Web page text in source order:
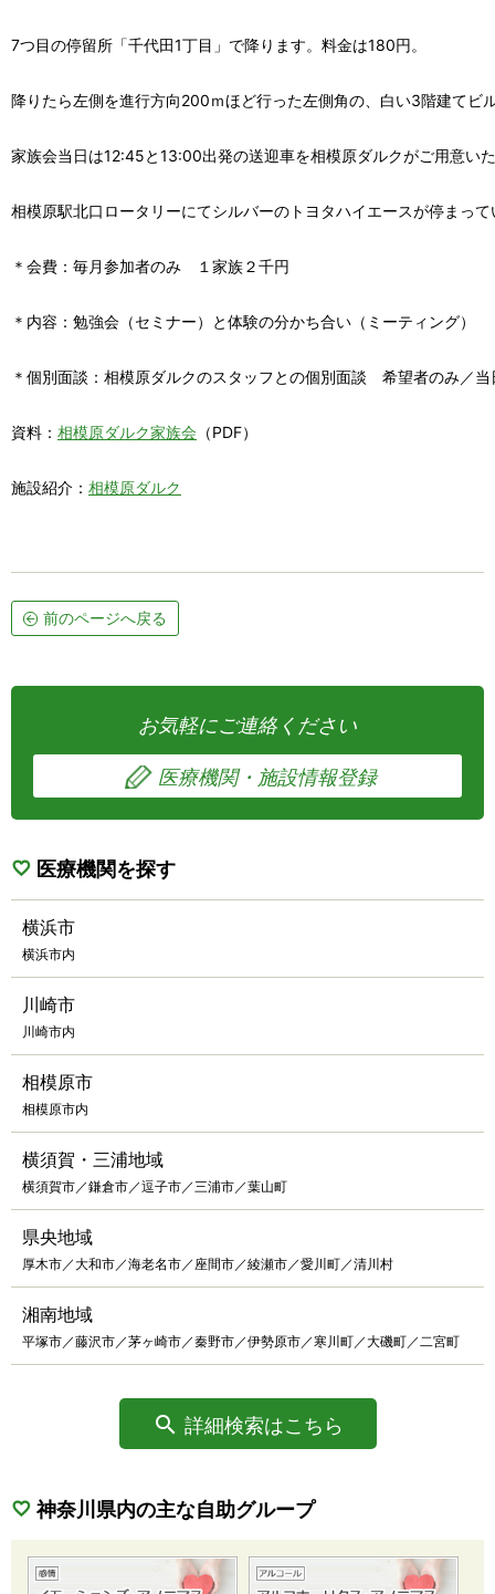
7つ目の停留所「千代田1丁目」で降ります。料金は180円。
降りたら左側を進行方向200ｍほど行った左側角の、白い3階建てビ
家族会当日は12:45と13:00出発の送迎車を相模原ダルクがご用意い
相模原駅北口ロータリーにてシルバーのトヨタハイエースが停まっ
＊会費：毎月参加者のみ　１家族２千円
＊内容：勉強会（セミナー）と体験の分かち合い（ミーティング）
＊個別面談：相模原ダルクのスタッフとの個別面談　希望者のみ／
資料： 相模原ダルク家族会 （PDF）
施設紹介： 相模原ダルク
前のページへ戻る
お気軽にご連絡ください
医療機関・施設情報登録
医療機関を探す
横浜市
横浜市内
川崎市
川崎市内
相模原市
相模原市内
横須賀・三浦地域
横須賀市／鎌倉市／逗子市／三浦市／葉山町
県央地域
厚木市／大和市／海老名市／座間市／綾瀬市／愛川町／清川村
湘南地域
平塚市／藤沢市／茅ヶ崎市／秦野市／伊勢原市／寒川町／大磯町／二宮町
詳細検索はこちら
神奈川県内の主な自助グループ